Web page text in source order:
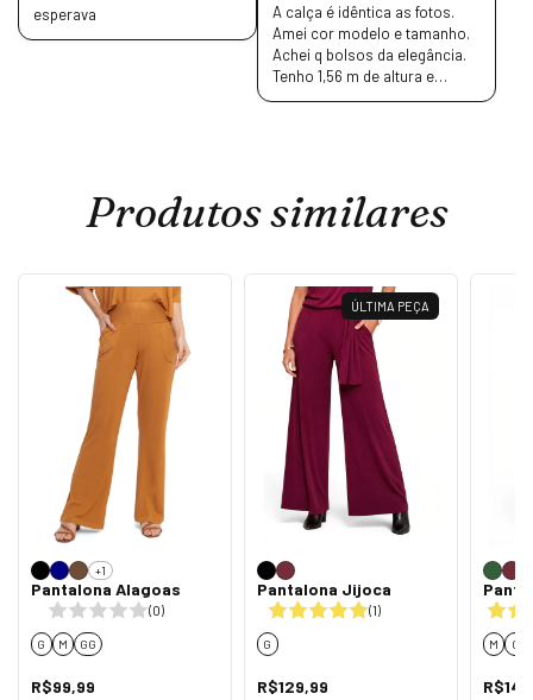
esperava
A calça é idêntica as fotos.
Amei cor modelo e tamanho.
Achei q bolsos da elegância.
Tenho 1,56 m de altura e
comprimento ficou ótimo.
Produtos similares
+1
Pantalona Alagoas
(0)
G M GG
R$99,99
ÚLTIMA PEÇA
Pantalona Jijoca
(1)
G
R$129,99
M G